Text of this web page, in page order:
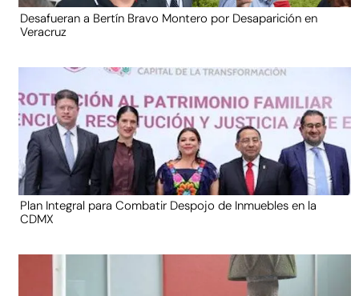
Desafueran a Bertín Bravo Montero por Desaparición en
Veracruz
Plan Integral para Combatir Despojo de Inmuebles en la
CDMX